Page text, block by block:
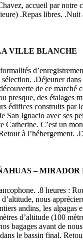
accueil par
.Repas libres. .Nuit
VILLE BLANCHE
.Déjeuner
de ce
presque, des
édifices construits
Ignacio avec ses
Catherine. C’est un
à l’hébergement.
– MIRADOR
.8 heures :
nous
andins, les
d’altitude (100
bagages avant de
le bassin final.